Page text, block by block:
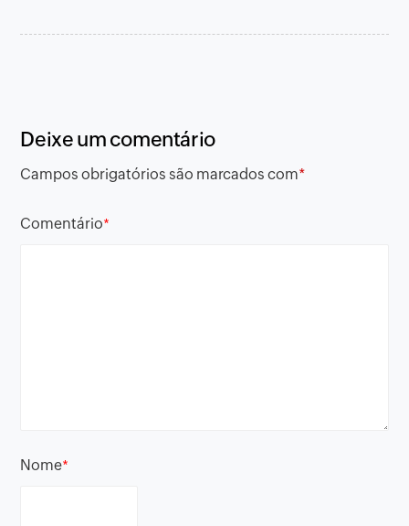
Deixe um comentário
Campos obrigatórios são marcados com*
Comentário*
Nome*